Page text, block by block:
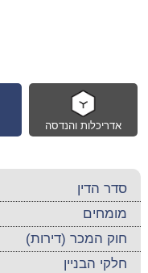
אדריכלות והנדסה
סדר הדין
מומחים
חוק המכר (דירות)
חלקי הבניין